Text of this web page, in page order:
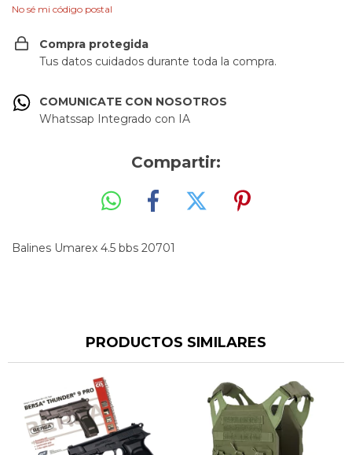
No sé mi código postal
Compra protegida
Tus datos cuidados durante toda la compra.
COMUNICATE CON NOSOTROS
Whatssap Integrado con IA
Compartir:
Balines Umarex 4.5 bbs 20701
PRODUCTOS SIMILARES